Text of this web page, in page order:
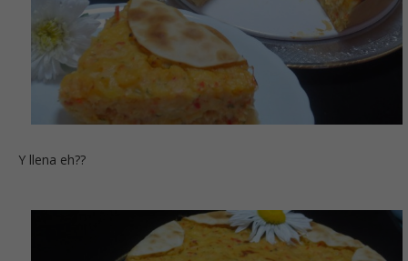
Y llena eh??